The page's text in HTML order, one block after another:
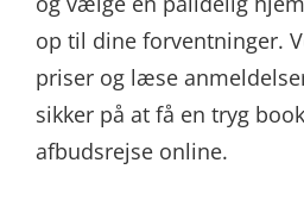
op til dine forventninger.
priser og læse
sikker på at få en tryg
afbudsrejse online.